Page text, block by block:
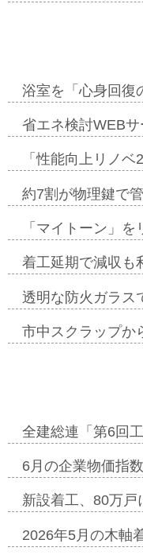
浴室を「心身回復
省エネ検討WEB
「性能向上リノ
約7割が物理鍵で
「マイトーン」
着工延期で減収も
透明な防火ガラス
市中スクラップか
全建総連「第6回
6月の企業物価指
新設着工、80万
2026年5月の木軸